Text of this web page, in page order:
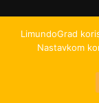
licencirano pod
LimundoGrad
Nastavkom